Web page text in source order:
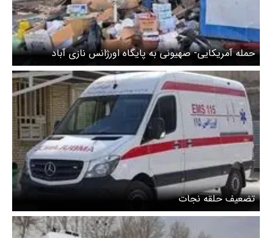
حمله آمریکایی- صهیونی به پایگاه اورژانس نازی آباد
تضعیف حلقه نجات